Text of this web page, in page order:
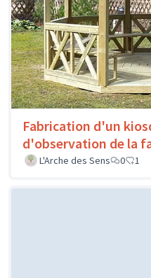
Fabrication d'un
d'observation de la
L'Arche des Sens
0 1